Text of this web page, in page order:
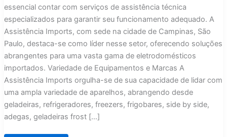
essencial contar com serviços de assistência técnica
especializados para garantir seu funcionamento adequado. A
Assistência Imports, com sede na cidade de Campinas, São
Paulo, destaca-se como líder nesse setor, oferecendo soluções
abrangentes para uma vasta gama de eletrodomésticos
importados. Variedade de Equipamentos e Marcas A
Assistência Imports orgulha-se de sua capacidade de lidar com
uma ampla variedade de aparelhos, abrangendo desde
geladeiras, refrigeradores, freezers, frigobares, side by side,
adegas, geladeiras frost […]